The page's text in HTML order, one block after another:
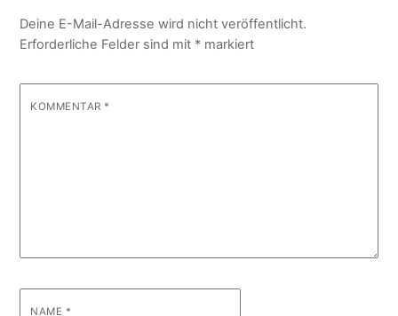
Deine E-Mail-Adresse wird nicht veröffentlicht.
Erforderliche Felder sind mit * markiert
KOMMENTAR *
NAME *